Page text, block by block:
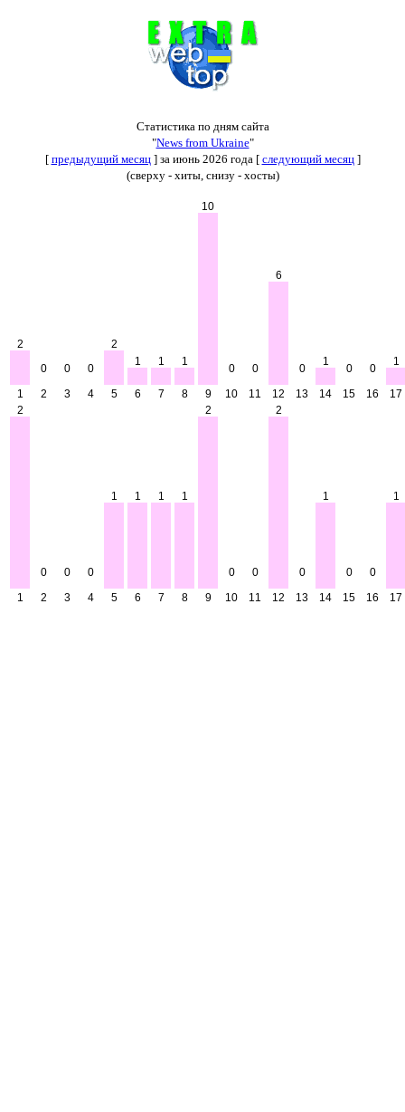
Статистика по дням сайта
"News from Ukraine"
[ предыдущий месяц] за июнь 2026 года [ следующий месяц]
(сверху - хиты, снизу - хосты)
2
1
0
2
0
3
0
4
2
5
1
6
1
7
1
8
10
9
0
10
0
11
6
12
0
13
1
14
0
15
0
16
1
17
2
1
0
2
0
3
0
4
1
5
1
6
1
7
1
8
2
9
0
10
0
11
2
12
0
13
1
14
0
15
0
16
1
17